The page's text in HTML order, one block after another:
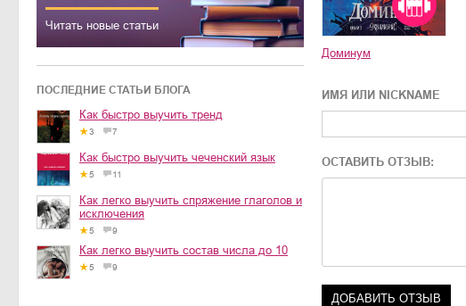
Читать новые статьи
ПОСЛЕДНИЕ СТАТЬИ БЛОГА
Как быстро выучить тренд
3 7
Как быстро выучить чеченский язык
5 11
Как легко выучить спряжение глаголов и
исключения
5 9
Как легко выучить состав числа до 10
5 9
Доминум
ИМЯ ИЛИ NICKNAME
ОСТАВИТЬ ОТЗЫВ: